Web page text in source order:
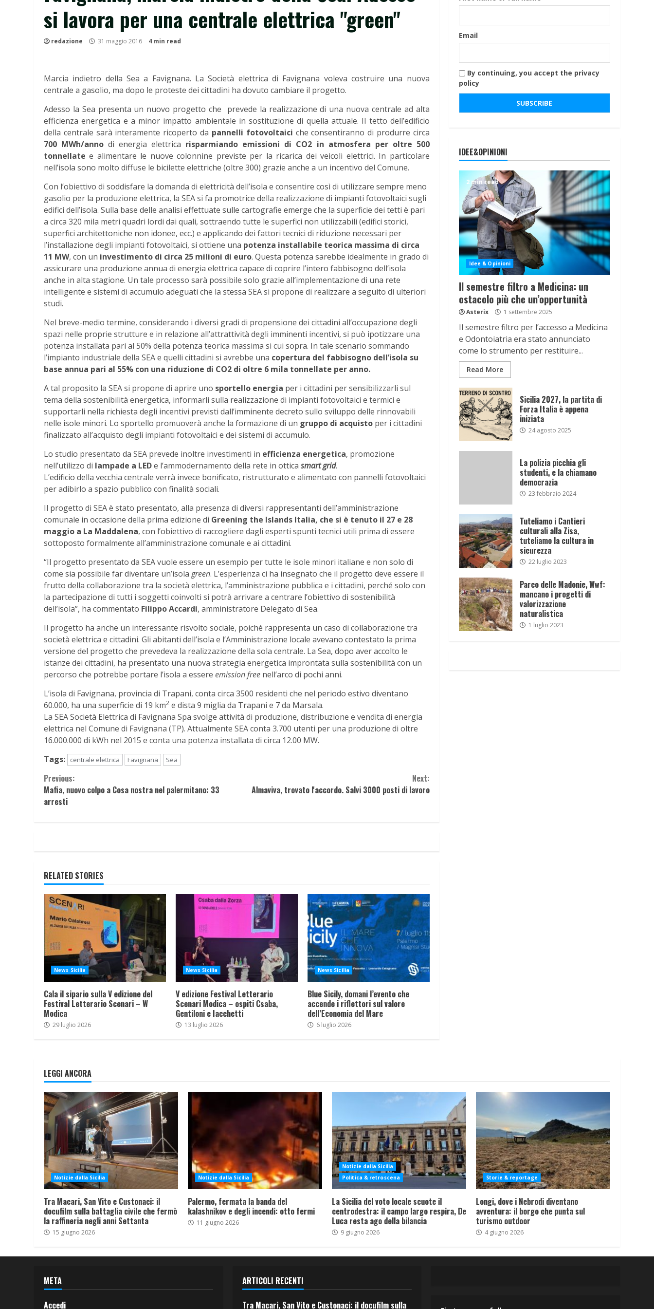
si lavora per una centrale elettrica "green"
redazione 31 maggio 2016 4 min read
Marcia indietro della Sea a Favignana. La Società elettrica di Favignana voleva costruire una nuova
centrale a gasolio, ma dopo le proteste dei cittadini ha dovuto cambiare il progetto.
Adesso la Sea presenta un nuovo progetto che prevede la realizzazione di una nuova centrale ad alta
efficienza energetica e a minor impatto ambientale in sostituzione di quella attuale. Il tetto dell’edificio
della centrale sarà interamente ricoperto da pannelli fotovoltaici che consentiranno di produrre circa
700 MWh/anno di energia elettrica risparmiando emissioni di CO2 in atmosfera per oltre 500
tonnellate e alimentare le nuove colonnine previste per la ricarica dei veicoli elettrici. In particolare
nell’isola sono molto diffuse le bicilette elettriche (oltre 300) grazie anche a un incentivo del Comune.
Con l’obiettivo di soddisfare la domanda di elettricità dell’isola e consentire così di utilizzare sempre meno
gasolio per la produzione elettrica, la SEA si fa promotrice della realizzazione di impianti fotovoltaici sugli
edifici dell’isola. Sulla base delle analisi effettuate sulle cartografie emerge che la superficie dei tetti è pari
a circa 320 mila metri quadri lordi dai quali, sottraendo tutte le superfici non utilizzabili (edifici storici,
superfici architettoniche non idonee, ecc.) e applicando dei fattori tecnici di riduzione necessari per
l’installazione degli impianti fotovoltaici, si ottiene una potenza installabile teorica massima di circa
11 MW, con un investimento di circa 25 milioni di euro. Questa potenza sarebbe idealmente in grado di
assicurare una produzione annua di energia elettrica capace di coprire l’intero fabbisogno dell’isola
anche in alta stagione. Un tale processo sarà possibile solo grazie all’implementazione di una rete
intelligente e sistemi di accumulo adeguati che la stessa SEA si propone di realizzare a seguito di ulteriori
studi.
Nel breve-medio termine, considerando i diversi gradi di propensione dei cittadini all’occupazione degli
spazi nelle proprie strutture e in relazione all’attrattività degli imminenti incentivi, si può ipotizzare una
potenza installata pari al 50% della potenza teorica massima si cui sopra. In tale scenario sommando
l’impianto industriale della SEA e quelli cittadini si avrebbe una copertura del fabbisogno dell’isola su
base annua pari al 55% con una riduzione di CO2 di oltre 6 mila tonnellate per anno.
A tal proposito la SEA si propone di aprire uno sportello energia per i cittadini per sensibilizzarli sul
tema della sostenibilità energetica, informarli sulla realizzazione di impianti fotovoltaici e termici e
supportarli nella richiesta degli incentivi previsti dall’imminente decreto sullo sviluppo delle rinnovabili
nelle isole minori. Lo sportello promuoverà anche la formazione di un gruppo di acquisto per i cittadini
finalizzato all’acquisto degli impianti fotovoltaici e dei sistemi di accumulo.
Lo studio presentato da SEA prevede inoltre investimenti in efficienza energetica, promozione
nell’utilizzo di lampade a LEDe l’ammodernamento della rete in ottica smart grid.
L’edificio della vecchia centrale verrà invece bonificato, ristrutturato e alimentato con pannelli fotovoltaici
per adibirlo a spazio pubblico con finalità sociali.
Il progetto di SEA è stato presentato, alla presenza di diversi rappresentanti dell’amministrazione
comunale in occasione della prima edizione di Greening the Islands Italia, che si è tenuto il 27 e 28
maggio a La Maddalena, con l’obiettivo di raccogliere dagli esperti spunti tecnici utili prima di essere
sottoposto formalmente all’amministrazione comunale e ai cittadini.
“Il progetto presentato da SEA vuole essere un esempio per tutte le isole minori italiane e non solo di
come sia possibile far diventare un’isola green. L’esperienza ci ha insegnato che il progetto deve essere il
frutto della collaborazione tra la società elettrica, l’amministrazione pubblica e i cittadini, perché solo con
la partecipazione di tutti i soggetti coinvolti si potrà arrivare a centrare l’obiettivo di sostenibilità
dell’isola”, ha commentato Filippo Accardi, amministratore Delegato di Sea.
Il progetto ha anche un interessante risvolto sociale, poiché rappresenta un caso di collaborazione tra
società elettrica e cittadini. Gli abitanti dell’isola e l’Amministrazione locale avevano contestato la prima
versione del progetto che prevedeva la realizzazione della sola centrale. La Sea, dopo aver accolto le
istanze dei cittadini, ha presentato una nuova strategia energetica improntata sulla sostenibilità con un
percorso che potrebbe portare l’isola a essere emission free nell’arco di pochi anni.
L’isola di Favignana, provincia di Trapani, conta circa 3500 residenti che nel periodo estivo diventano
60.000, ha una superficie di 19 km2 e dista 9 miglia da Trapani e 7 da Marsala.
La SEA Società Elettrica di Favignana Spa svolge attività di produzione, distribuzione e vendita di energia
elettrica nel Comune di Favignana (TP). Attualmente SEA conta 3.700 utenti per una produzione di oltre
16.000.000 di kWh nel 2015 e conta una potenza installata di circa 12.00 MW.
Tags:
centrale elettrica Favignana Sea
Continue
Reading
Previous:
Mafia, nuovo colpo a Cosa nostra nel palermitano: 33
arresti
Next:
Almaviva, trovato l'accordo. Salvi 3000 posti di lavoro
RELATED STORIES
News Sicilia
Cala il sipario sulla V edizione del
Festival Letterario Scenari – W
Modica
29 luglio 2026
News Sicilia
V edizione Festival Letterario
Scenari Modica – ospiti Csaba,
Gentiloni e Iacchetti
13 luglio 2026
News Sicilia
Blue Sicily, domani l’evento che
accende i riflettori sul valore
dell’Economia del Mare
6 luglio 2026
Email
By continuing, you accept the privacy
policy
IDEE&OPINIONI
2 min read
Idee & Opinioni
Il semestre filtro a Medicina: un
ostacolo più che un’opportunità
Asterix 1 settembre 2025
Il semestre filtro per l’accesso a Medicina
e Odontoiatria era stato annunciato
come lo strumento per restituire...
Read More
Sicilia 2027, la partita di
Forza Italia è appena
iniziata
24 agosto 2025
La polizia picchia gli
studenti, e la chiamano
democrazia
23 febbraio 2024
Tuteliamo i Cantieri
culturali alla Zisa,
tuteliamo la cultura in
sicurezza
22 luglio 2023
Parco delle Madonie, Wwf:
mancano i progetti di
valorizzazione
naturalistica
1 luglio 2023
LEGGI ANCORA
Notizie dalla Sicilia
Tra Macari, San Vito e Custonaci: il
docufilm sulla battaglia civile che fermò
la raffineria negli anni Settanta
15 giugno 2026
Notizie dalla Sicilia
Palermo, fermata la banda del
kalashnikov e degli incendi: otto fermi
11 giugno 2026
Notizie dalla Sicilia
Politica & retroscena
La Sicilia del voto locale scuote il
centrodestra: il campo largo respira, De
Luca resta ago della bilancia
9 giugno 2026
Storie & reportage
Longi, dove i Nebrodi diventano
avventura: il borgo che punta sul
turismo outdoor
4 giugno 2026
META
Accedi
ARTICOLI RECENTI
Tra Macari, San Vito e Custonaci: il docufilm sulla